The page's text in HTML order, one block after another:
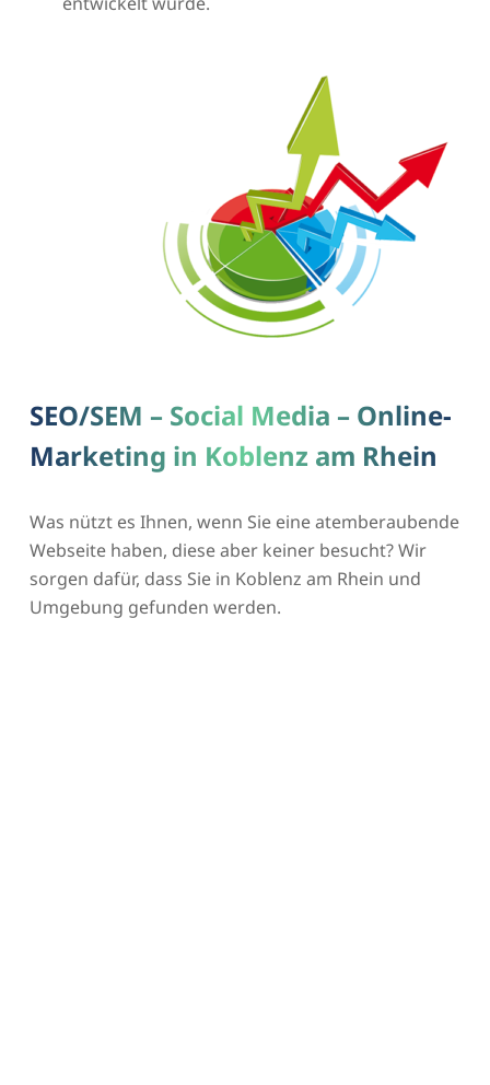
SEO/SEM – Social Media – Online-
Marketing in Koblenz am Rhein
Was nützt es Ihnen, wenn Sie eine atemberaubende
Webseite haben, diese aber keiner besucht? Wir
sorgen dafür, dass Sie in Koblenz am Rhein und
Umgebung gefunden werden.